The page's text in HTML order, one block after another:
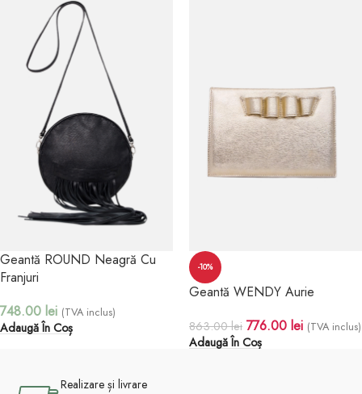
Geantă ROUND Neagră Cu
Franjuri
748.00 lei (TVA inclus)
Adaugă În Coș
-10%
Geantă WENDY Aurie
863.00lei 776.00 lei (TVA inclus)
Adaugă În Coș
Realizare și livrare